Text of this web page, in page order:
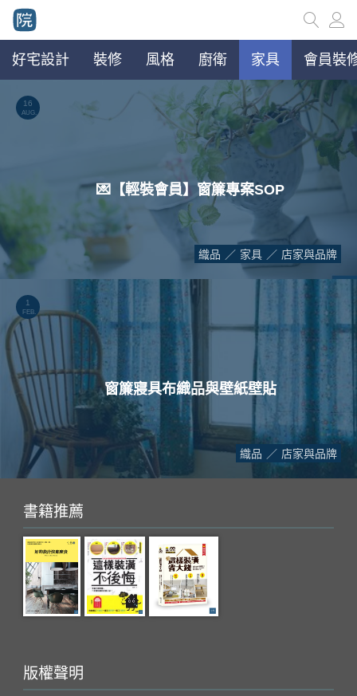
好宅設計 裝修 風格 廚衛 家具 會員裝
16
AUG.
💌【輕裝會員】窗簾專案SOP
織品 家具 店家與品牌
1
FEB.
窗簾寢具布織品與壁紙壁貼
織品 店家與品牌
書籍推薦
版權聲明